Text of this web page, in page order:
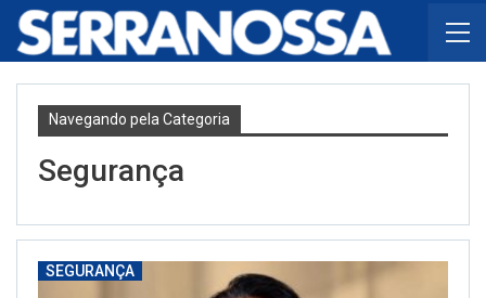
Navegando pela Categoria
Segurança
SEGURANÇA